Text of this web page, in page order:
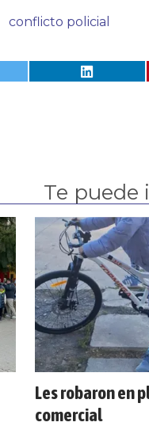
conflicto policial
Te puede
Les robaron en
comercial